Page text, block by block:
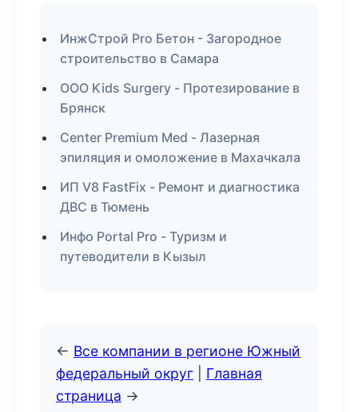
ИнжСтрой Pro Бетон - Загородное
строительство в Самара
ООО Kids Surgery - Протезирование в
Брянск
Center Premium Med - Лазерная
эпиляция и омоложение в Махачкала
ИП V8 FastFix - Ремонт и диагностика
ДВС в Тюмень
Инфо Portal Pro - Туризм и
путеводители в Кызыл
← Все компании в регионе Южный
федеральный округ
Главная
страница →